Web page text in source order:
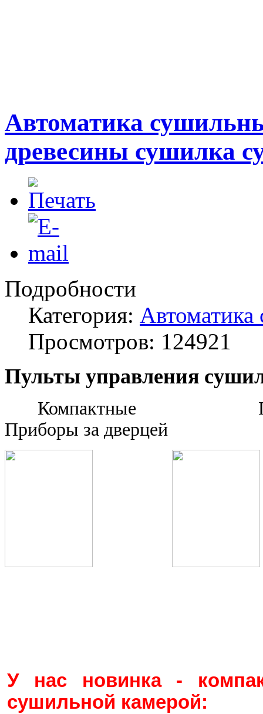
Автоматика
древесины сушилка
Подробности
Категория:
Просмотров: 124921
Пульты управления
Компактные
Приборы за дверцей
У нас новинка -
сушильной камерой: